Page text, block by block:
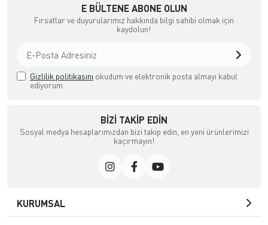
E BÜLTENE ABONE OLUN
Fırsatlar ve duyurularımız hakkında bilgi sahibi olmak için
kaydolun!
Gizlilik politikasını okudum ve elektronik posta almayı kabul
ediyorum.
BIZI TAKIP EDIN
Sosyal medya hesaplarımızdan bizi takip edin, en yeni ürünlerimizi
kaçırmayın!
KURUMSAL